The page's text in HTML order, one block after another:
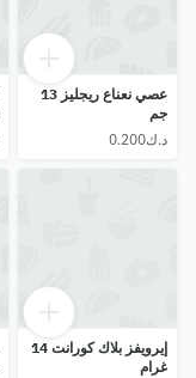
عصي نعناع ريجليز 13
جم
إيرويفز بلاك كورانت 14
غرام